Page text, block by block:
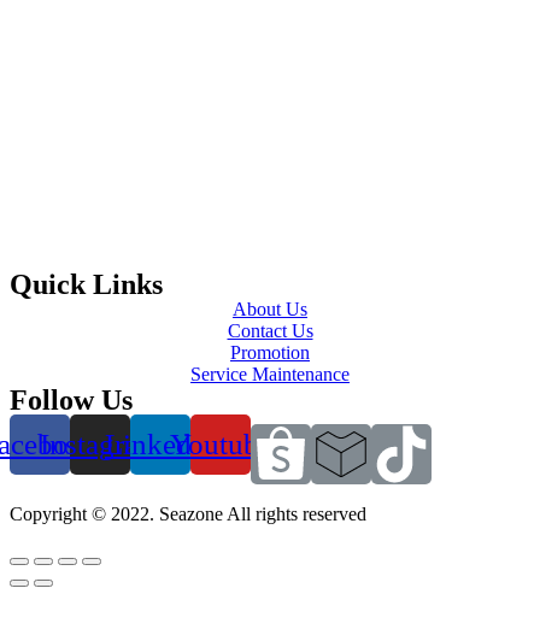
Quick Links
About Us
Contact Us
Promotion
Service Maintenance
Follow Us
InstagramLinkedinYoutube
Copyright © 2022. Seazone All rights reserved